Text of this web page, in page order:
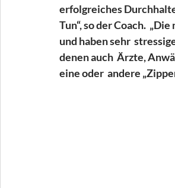
erfolgreiches
Tun“, so der Coach.
und haben sehr
denen auch  Ärzte,
eine oder  andere